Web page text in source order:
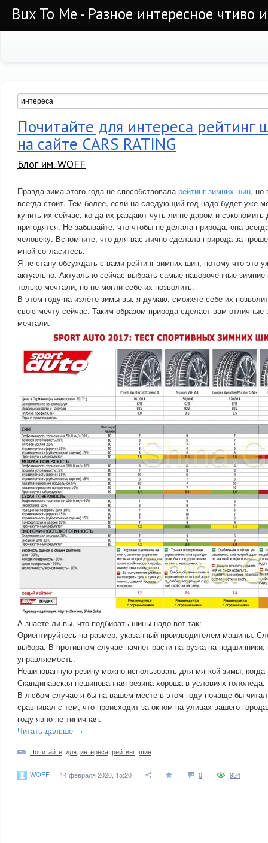
Bux To Me - Разное интересное чтиво
Почитайте для интереса
на сайте CARS RATING
Блог им. WOFF
Правда зима этого года не способствоваларейтинг зимних шин, но
всегда стоит. Тем более, если на следующий год надо будет уже
купить их сейчас, когда их раздают чуть ли не даром и сэкономить
пригодятся. Не забывайте, что чтобы не делала природа, она
человеку. Вспомните, что для вас лично сделала природа за
мной согласитесь.
Я не стану обсуждать с вами рейтинг зимних шин, потому что это
актуально. Актуально сейчас выбрать самые навороченные
только мечтали, но не могли себе их позволить.
В этом году на излёте зимы вы, я думаю, сможете себе их
свою мечту сейчас. Таким образом природа сделает вам
мечтали.
А знаете ли вы, что подбирать шины надо вот так:
Ориентируйтесь на размер, указанный производителем машины.
выбора. В противном случае начнет расти нагрузка на
управляемость.
Нешипованную резину можно использовать для мягкой зимы, когда
Скандинавская нешипованная резина хороша в условиях гололёда.
В любом случае я бы на вашем месте в этом году почаще бы читал
сравнивал с тем, что происходит за окном на улицах вашего
году явно не типичная.
Читать дальше →
Почитайте для интереса рейтинг шин
WOFF 14 февраля 2020, 15:20 0 934